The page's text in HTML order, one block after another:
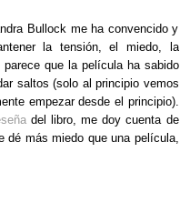
Bullock me ha convencido y
la tensión, el miedo, la
que la película ha sabido
saltos (solo al principio vemos
empezar desde el principio).
del libro, me doy cuenta de
más miedo que una película,